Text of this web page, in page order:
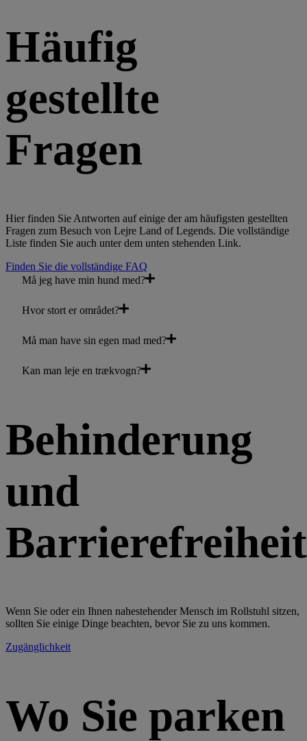
Häufig
gestellte
Fragen
Hier finden Sie Antworten auf einige der am häufigsten gestellten
Fragen zum Besuch von Lejre Land of Legends. Die vollständige
Liste finden Sie auch unter dem unten stehenden Link.
Finden Sie die vollständige FAQ
Må jeg have min hund med?
Hvor stort er området?
Må man have sin egen mad med?
Kan man leje en trækvogn?
Behinderung
und
Barrierefreiheit
Wenn Sie oder ein Ihnen nahestehender Mensch im Rollstuhl sitzen,
sollten Sie einige Dinge beachten, bevor Sie zu uns kommen.
Zugänglichkeit
Wo Sie parken